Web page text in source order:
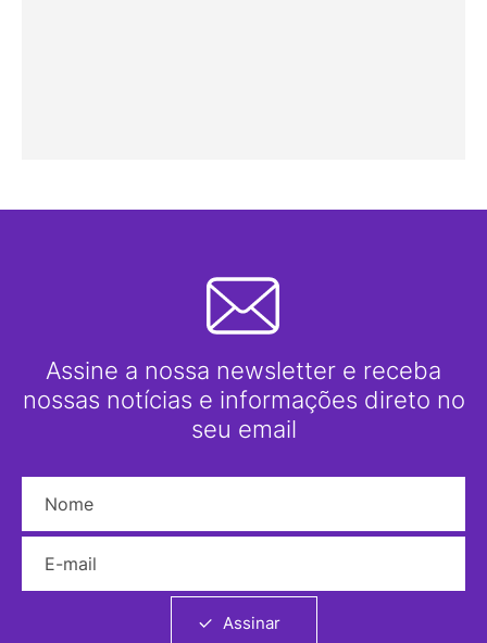
Assine a nossa newsletter e receba
nossas notícias e informações direto no
seu email
Assinar